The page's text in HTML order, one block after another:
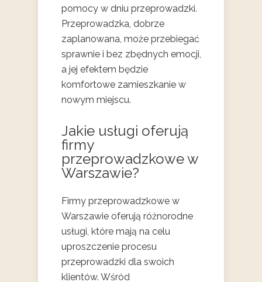
pomocy w dniu przeprowadzki.
Przeprowadzka, dobrze
zaplanowana, może przebiegać
sprawnie i bez zbędnych emocji,
a jej efektem będzie
komfortowe zamieszkanie w
nowym miejscu.
Jakie usługi oferują
firmy
przeprowadzkowe w
Warszawie?
Firmy przeprowadzkowe w
Warszawie oferują różnorodne
usługi, które mają na celu
uproszczenie procesu
przeprowadzki dla swoich
klientów. Wśród